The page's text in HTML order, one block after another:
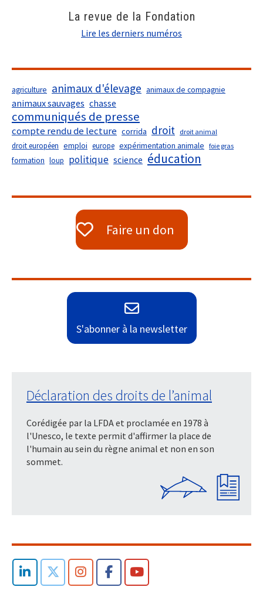
La revue de la Fondation
Lire les derniers numéros
agriculture animaux d'élevage animaux de compagnie
animaux sauvages chasse
communiqués de presse
compte rendu de lecture corrida droit droit animal
droit européen emploi europe expérimentation animale foie gras
formation loup politique science éducation
Faire un don
S'abonner à la newsletter
Déclaration des droits de l’animal
Corédigée par la LFDA et proclamée en 1978 à
l'Unesco, le texte permit d'affirmer la place de
l'humain au sein du règne animal et non en son
sommet.